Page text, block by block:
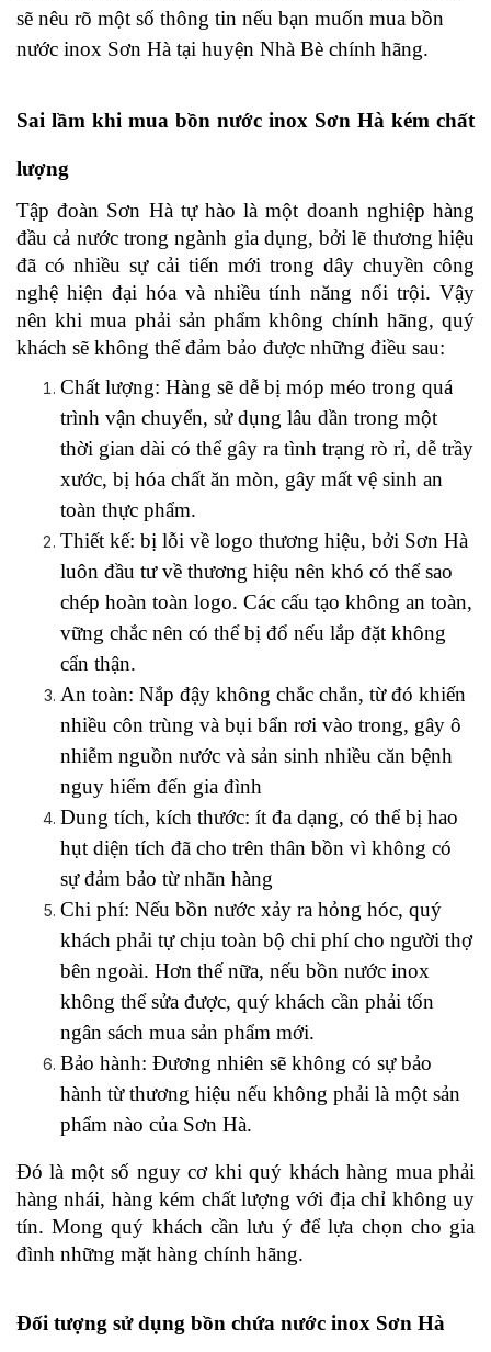
sẽ nêu rõ một số thông tin nếu bạn muốn mua bồn
nước inox Sơn Hà tại huyện Nhà Bè chính hãng.
Sai lầm khi mua bồn nước inox Sơn Hà kém chất
lượng
Tập đoàn Sơn Hà tự hào là một doanh nghiệp hàng
đầu cả nước trong ngành gia dụng, bởi lẽ thương hiệu
đã có nhiều sự cải tiến mới trong dây chuyền công
nghệ hiện đại hóa và nhiều tính năng nổi trội. Vậy
nên khi mua phải sản phẩm không chính hãng, quý
khách sẽ không thể đảm bảo được những điều sau:
Chất lượng: Hàng sẽ dễ bị móp méo trong quá
trình vận chuyển, sử dụng lâu dần trong một
thời gian dài có thể gây ra tình trạng rò rỉ, dễ trầy
xước, bị hóa chất ăn mòn, gây mất vệ sinh an
toàn thực phẩm.
Thiết kế: bị lỗi về logo thương hiệu, bởi Sơn Hà
luôn đầu tư về thương hiệu nên khó có thể sao
chép hoàn toàn logo. Các cấu tạo không an toàn,
vững chắc nên có thể bị đổ nếu lắp đặt không
cẩn thận.
An toàn: Nắp đậy không chắc chắn, từ đó khiến
nhiều côn trùng và bụi bẩn rơi vào trong, gây ô
nhiễm nguồn nước và sản sinh nhiều căn bệnh
nguy hiểm đến gia đình
Dung tích, kích thước: ít đa dạng, có thể bị hao
hụt diện tích đã cho trên thân bồn vì không có
sự đảm bảo từ nhãn hàng
Chi phí: Nếu bồn nước xảy ra hỏng hóc, quý
khách phải tự chịu toàn bộ chi phí cho người thợ
bên ngoài. Hơn thế nữa, nếu bồn nước inox
không thể sửa được, quý khách cần phải tốn
ngân sách mua sản phẩm mới.
Bảo hành: Đương nhiên sẽ không có sự bảo
hành từ thương hiệu nếu không phải là một sản
phẩm nào của Sơn Hà.
Đó là một số nguy cơ khi quý khách hàng mua phải
hàng nhái, hàng kém chất lượng với địa chỉ không uy
tín. Mong quý khách cần lưu ý để lựa chọn cho gia
đình những mặt hàng chính hãng.
Đối tượng sử dụng bồn chứa nước inox Sơn Hà